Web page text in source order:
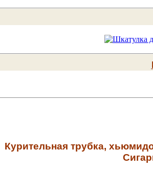
Курительная трубка,